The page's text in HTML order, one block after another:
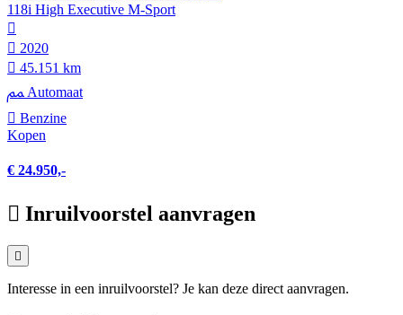
118i High Executive M-Sport
2020
45.151 km
Automaat
Benzine
Kopen
€ 24.950,-
Inruilvoorstel aanvragen
Interesse in een inruilvoorstel? Je kan deze direct aanvragen.